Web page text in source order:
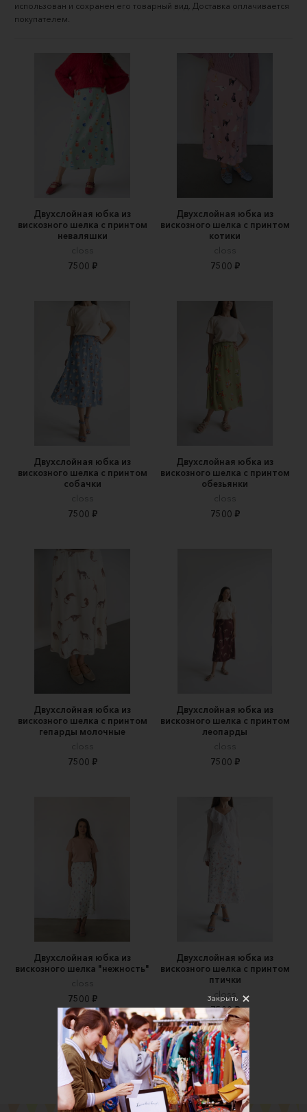
использован и сохранен его товарный вид. Доставка оплачивается
покупателем.
Двухслойная юбка из
вискозного шелка с принтом
неваляшки
closs
7500 ₽
Двухслойная юбка из
вискозного шелка с принтом
котики
closs
7500 ₽
Двухслойная юбка из
вискозного шелка с принтом
собачки
closs
7500 ₽
Двухслойная юбка из
вискозного шелка с принтом
обезьянки
closs
7500 ₽
Двухслойная юбка из
вискозного шелка с принтом
гепарды молочные
closs
7500 ₽
Двухслойная юбка из
вискозного шелка с принтом
леопарды
closs
7500 ₽
Двухслойная юбка из
вискозного шелка "нежность"
closs
7500 ₽
Двухслойная юбка из
вискозного шелка с принтом
птички
closs
7500 ₽
Все товары магазина
Закрыть